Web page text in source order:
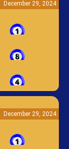
December 29, 2024
December 29, 2024